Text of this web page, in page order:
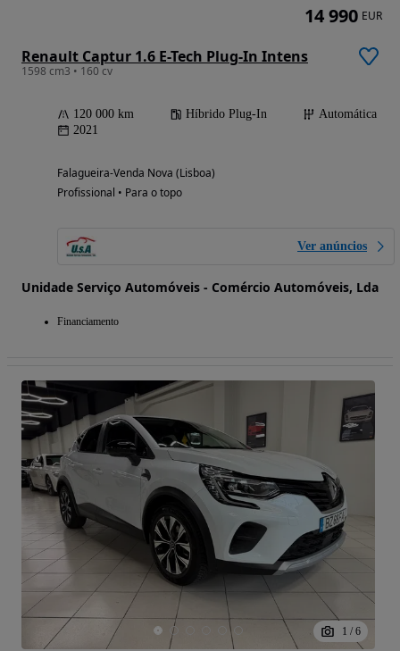
Renault Captur 1.6 E-Tech Plug-In Intens
1598 cm3 • 160 cv
120 000 km Híbrido Plug-In
Automática
2021
Falagueira-Venda Nova (Lisboa)
Profissional • Para o topo
Ver anúncios
Unidade Serviço Automóveis - Comércio Automóveis, Lda
Financiamento
14 990 EUR
1 / 6